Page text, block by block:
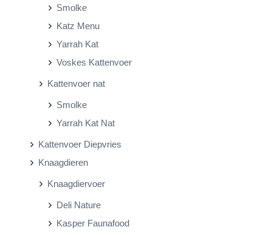
Smolke
Katz Menu
Yarrah Kat
Voskes Kattenvoer
Kattenvoer nat
Smolke
Yarrah Kat Nat
Kattenvoer Diepvries
Knaagdieren
Knaagdiervoer
Deli Nature
Kasper Faunafood